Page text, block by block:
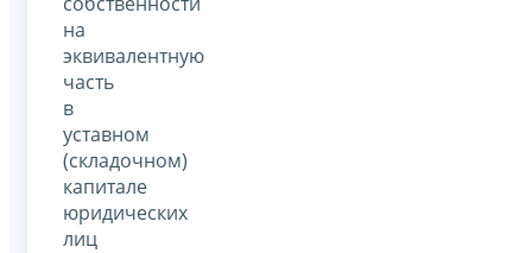
на
эквивалентную
часть
в
уставном
(складочном)
капитале
юридических
лиц